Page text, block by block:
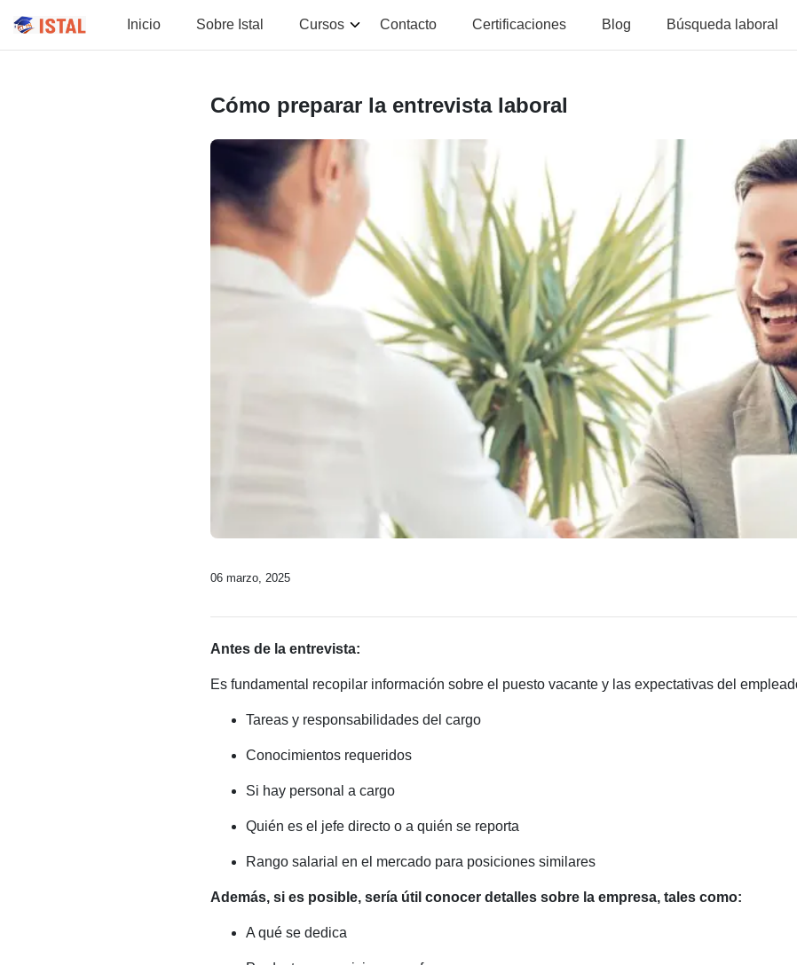
Inicio Sobre Istal Cursos Contacto Certificaciones Blog Búsqueda laboral
Cómo preparar la entrevista laboral
06 marzo, 2025
Antes de la entrevista:
Es fundamental recopilar información sobre el puesto vacante y las expectativas del
Tareas y responsabilidades del cargo
Conocimientos requeridos
Si hay personal a cargo
Quién es el jefe directo o a quién se reporta
Rango salarial en el mercado para posiciones similares
Además, si es posible, sería útil conocer detalles sobre la empresa, tales como:
A qué se dedica